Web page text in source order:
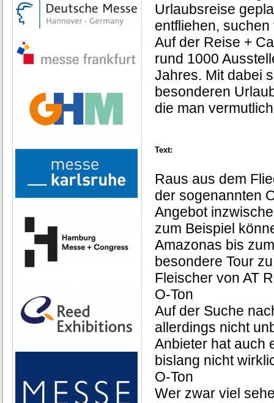
Urlaubsreise
entfliehen,
Auf der Reise +
rund 1000
Jahres. Mit dabei
besonderen
die man
Text:
Raus aus dem
der sogenannten
Angebot
zum Beispiel
Amazonas bis
besondere Tour
Fleischer von AT
O-Ton
Auf der Suche
allerdings nicht
Anbieter hat auch
bislang nicht
O-Ton
Wer zwar viel